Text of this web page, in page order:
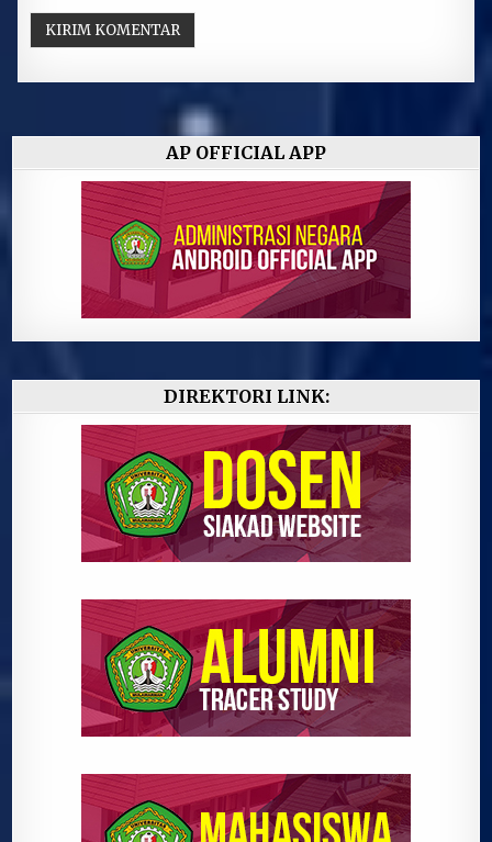
AP OFFICIAL APP
DIREKTORI LINK: